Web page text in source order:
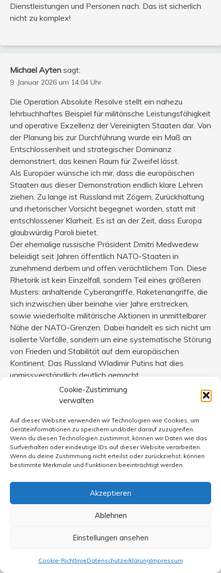
Cookie-Zustimmung
verwalten
Auf dieser Website verwenden wir Technologien wie Cookies, um
Geräteinformationen zu speichern und/oder darauf zuzugreifen.
Wenn du diesen Technologien zustimmst, können wir Daten wie das
Surfverhalten oder eindeutige IDs auf dieser Website verarbeiten.
Wenn du deine Zustimmung nicht erteilst oder zurückziehst, können
bestimmte Merkmale und Funktionen beeinträchtigt werden.
Akzeptieren
Ablehnen
Einstellungen ansehen
Cookie-RichtlinieDatenschutzerklärungImpressum
Dienstleistungen und Personen nach. Das ist sicherlich
nicht zu komplex!
Michael Ayten sagt:
9. Januar 2026 um 14:04 Uhr
Die Operation Absolute Resolve stellt ein nahezu
lehrbuchhaftes Beispiel für militärische Leistungsfähigkeit
und operative Exzellenz der Vereinigten Staaten dar. Von
der Planung bis zur Durchführung wurde ein Maß an
Entschlossenheit und strategischer Dominanz
demonstriert, das keinen Raum für Zweifel lässt.
Als Europäer wünsche ich mir, dass die europäischen
Staaten aus dieser Demonstration endlich klare Lehren
ziehen. Zu lange ist Russland mit Zögern, Zurückhaltung
und rhetorischer Vorsicht begegnet worden, statt mit
entschlossener Klarheit. Es ist an der Zeit, dass Europa
glaubwürdig Paroli bietet.
Der ehemalige russische Präsident Dmitri Medwedew
beleidigt seit Jahren öffentlich NATO-Staaten in
zunehmend derbem und offen verächtlichem Ton. Diese
Rhetorik ist kein Einzelfall, sondern Teil eines größeren
Musters: anhaltende Cyberangriffe, Raketenangriffe, die
sich inzwischen über beinahe vier Jahre erstrecken,
sowie wiederholte militärische Aktionen in unmittelbarer
Nähe der NATO-Grenzen. Dabei handelt es sich nicht um
isolierte Vorfälle, sondern um eine systematische Störung
von Frieden und Stabilität auf dem europäischen
Kontinent. Das Russland Wladimir Putins hat dies
unmissverständlich deutlich gemacht.
Abschreckung wirkt nur dann, wenn sie glaubwürdig
ist. Absolute Resolve hat gezeigt, wie Glaubwürdigkeit
Ralf Dittmer sagt:
Wenn Klaus Ehringfeld in seinem Artikel von
„Festnahme“ oder „Gefangennahme“ spricht, übernimmt
er bedauerlicherweise einen euphemistischen und
bezeichnet – laut Duden – das Entwaffnen und
Festnahme wiederum ist das Festhalten von Personen